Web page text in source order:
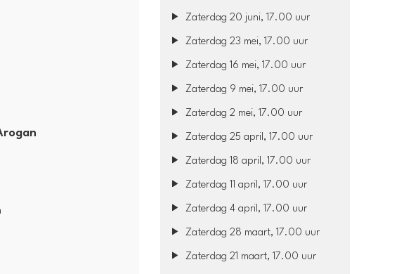
Zaterdag 20 juni, 17.00 uur
Zaterdag 23 mei, 17.00 uur
Zaterdag 16 mei, 17.00 uur
Zaterdag 9 mei, 17.00 uur
Zaterdag 2 mei, 17.00 uur
Zaterdag 25 april, 17.00 uur
Zaterdag 18 april, 17.00 uur
Zaterdag 11 april, 17.00 uur
Zaterdag 4 april, 17.00 uur
Zaterdag 28 maart, 17.00 uur
Zaterdag 21 maart, 17.00 uur